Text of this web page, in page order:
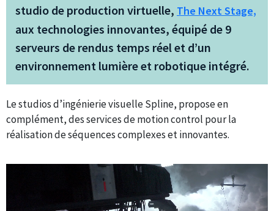
studio de production virtuelle, The Next Stage,
aux technologies innovantes, équipé de 9
serveurs de rendus temps réel et d’un
environnement lumière et robotique intégré.
Le studios d’ingénierie visuelle Spline, propose en
complément, des services de motion control pour la
réalisation de séquences complexes et innovantes.